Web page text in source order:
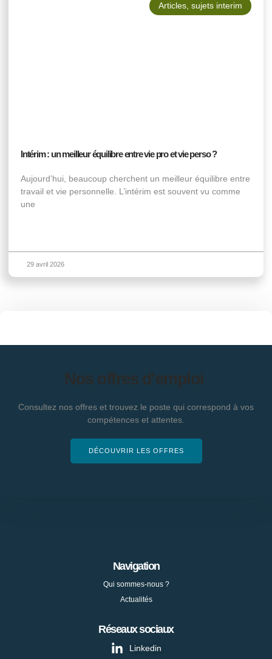
Articles sujets interim
Intérim : un meilleur équilibre entre vie pro et vie perso ?
Aujourd’hui, beaucoup cherchent un meilleur équilibre entre
travail et vie personnelle. L’intérim est souvent vu comme
une
29 avril 2026
Nos offres d’emploi
Consultez nos offres et trouvez le poste qui correspond à vos
compétences et attentes.
DÉCOUVRIR LES OFFRES
Navigation
Qui sommes-nous ?
Actualités
Réseaux sociaux
Linkedin